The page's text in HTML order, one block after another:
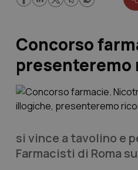
Concorso
presenteremo
si vince a tavolino e
Farmacisti di Roma